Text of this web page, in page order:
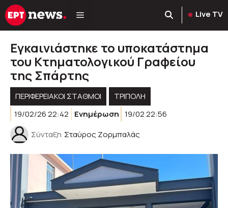
Μετάβαση
σε
Live TV
Εγκαινιάστηκε το υποκατάστημα
του Κτηματολογικού Γραφείου
της Σπάρτης
ΠΕΡΙΦΕΡΕΙΑΚΟΊ ΣΤΑΘΜΟΊ
ΤΡΙΠΟΛΗ
19/02/26 22:42
Ενημέρωση 19/02 22:56
Σύνταξη Σταύρος Ζορμπαλάς